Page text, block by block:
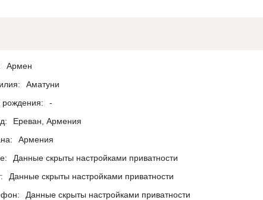
Армен
Аматуни
рождения:
-
Ереван, Армения
Армения
Данные скрыты настройками приватности
Данные скрыты настройками приватности
Данные скрыты настройками приватности